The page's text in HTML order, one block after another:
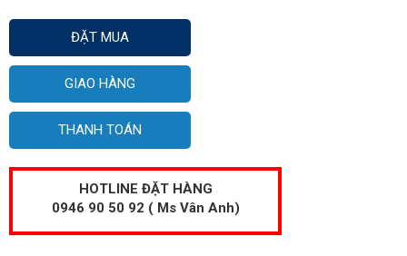
ĐẶT MUA
GIAO HÀNG
THANH TOÁN
HOTLINE ĐẶT HÀNG
0946 90 50 92 ( Ms Vân Anh)